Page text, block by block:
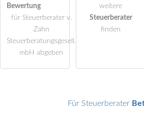
öffentliche Frage stellen Abbrechen
Hinweis:Bitte beachten Sie, öffentliche
Besucher sichtbar.
Klicken Sie hier um eine
Steuerberater-Eintrag zu stellen
Bewertung
für Steuerberater v.
Zahn
Steuerberatungsgesell.
mbH abgeben
weitere
Steuerberater
finden
Für Steuerberater